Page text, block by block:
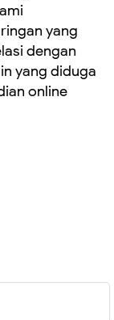
yang
dengan
yang diduga
online